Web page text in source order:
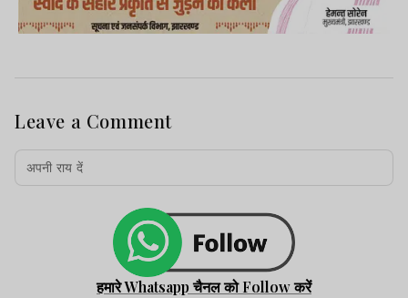
Leave a Comment
हमारे Whatsapp चैनल को Follow करें